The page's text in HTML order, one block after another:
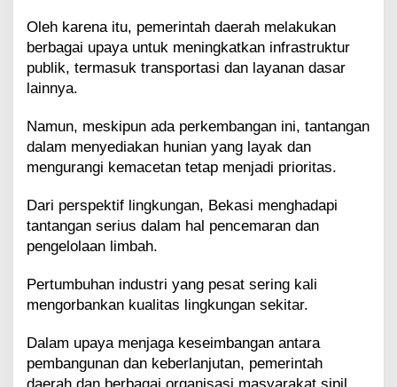
Oleh karena itu, pemerintah daerah melakukan
berbagai upaya untuk meningkatkan infrastruktur
publik, termasuk transportasi dan layanan dasar
lainnya.
Namun, meskipun ada perkembangan ini, tantangan
dalam menyediakan hunian yang layak dan
mengurangi kemacetan tetap menjadi prioritas.
Dari perspektif lingkungan, Bekasi menghadapi
tantangan serius dalam hal pencemaran dan
pengelolaan limbah.
Pertumbuhan industri yang pesat sering kali
mengorbankan kualitas lingkungan sekitar.
Dalam upaya menjaga keseimbangan antara
pembangunan dan keberlanjutan, pemerintah